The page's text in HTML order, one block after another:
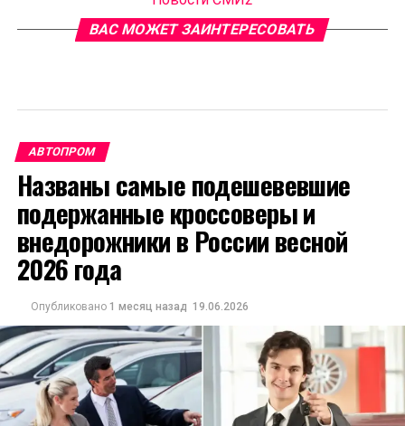
ВАС МОЖЕТ ЗАИНТЕРЕСОВАТЬ
АВТОПРОМ
Названы самые подешевевшие
подержанные кроссоверы и
внедорожники в России весной
2026 года
Опубликовано 1 месяц назад 19.06.2026